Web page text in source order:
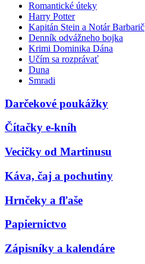
Romantické úteky
Harry Potter
Kapitán Stein a Notár Barbarič
Denník odvážneho bojka
Krimi Dominika Dána
Učím sa rozprávať
Duna
Smradi
Darčekové poukážky
Čítačky e-kníh
Vecičky od Martinusu
Káva, čaj a pochutiny
Hrnčeky a fľaše
Papiernictvo
Zápisníky a kalendáre